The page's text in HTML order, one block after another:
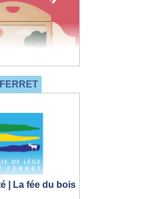
| La fée du bois